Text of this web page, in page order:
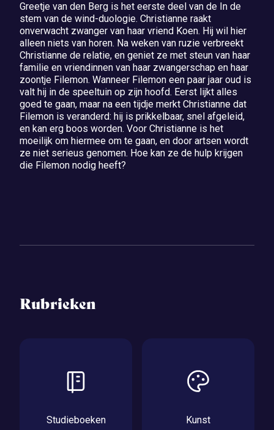
Greetje van den Berg is het eerste deel van de In de
stem van de wind-duologie. Christianne raakt
onverwacht zwanger van haar vriend Koen. Hij wil hier
alleen niets van horen. Na weken van ruzie verbreekt
Christianne de relatie, en geniet ze met steun van haar
familie en vriendinnen van haar zwangerschap en haar
zoontje Filemon. Wanneer Filemon een paar jaar oud is
valt hij in de speeltuin op zijn hoofd. Eerst lijkt alles
goed te gaan, maar na een tijdje merkt Christianne dat
Filemon is veranderd: hij is prikkelbaar, snel afgeleid,
en kan erg boos worden. Voor Christianne is het
moeilijk om hiermee om te gaan, en door artsen wordt
ze niet serieus genomen. Hoe kan ze de hulp krijgen
die Filemon nodig heeft?
Rubrieken
Studieboeken Kunst